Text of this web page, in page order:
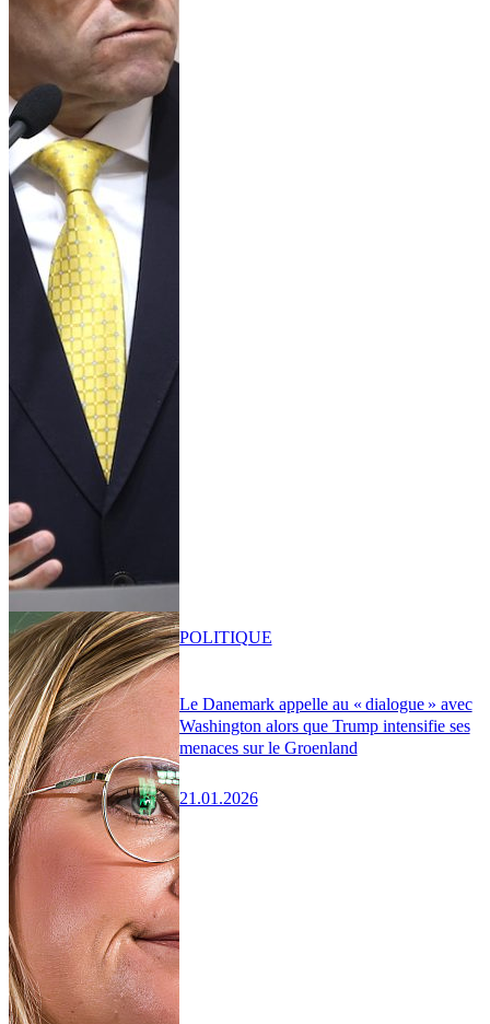
Le Danemark appelle au « dialogue » avec
Washington alors que Trump intensifie ses
menaces sur le Groenland
21.01.2026
POLITIQUE